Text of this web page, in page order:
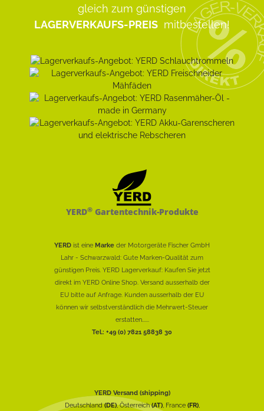
gleich zum günstigen
LAGERVERKAUFS-PREIS mitbestellen!
YERD®Gartentechnik-Produkte
YERD ist eine Marke der Motorgeräte Fischer GmbH
Lahr - Schwarzwald: Gute Marken-Qualität zum
günstigen Preis. YERD Lagerverkauf: Kaufen Sie jetzt
direkt im YERD Online Shop. Versand ausserhalb der
EU bitte auf Anfrage. Kunden ausserhalb der EU
können wir selbstverständlich die Mehrwert-Steuer
erstatten......
Tel.: +49 (0) 7821 58838 30
YERD Versand (shipping)
Deutschland(DE), Österreich(AT), France (FR),